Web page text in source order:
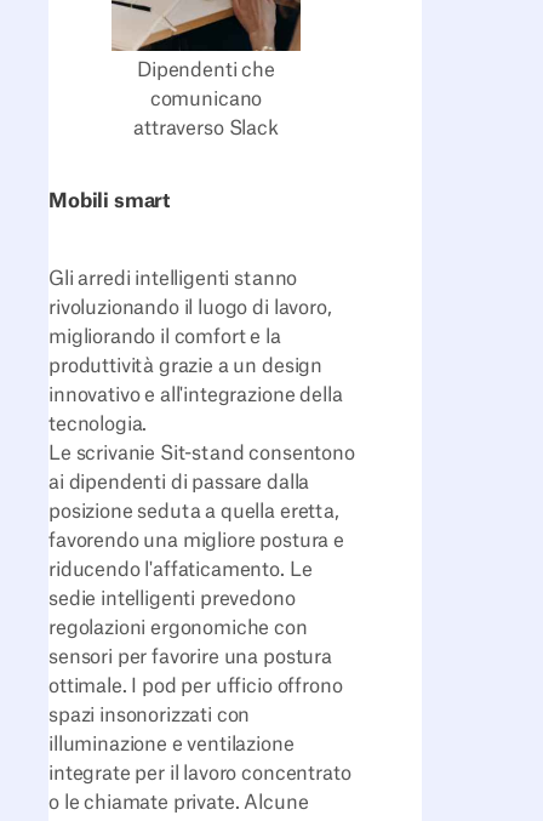
Dipendenti che
comunicano
attraverso Slack
Mobili smart
Gli arredi intelligenti stanno
rivoluzionando il luogo di lavoro,
migliorando il comfort e la
produttività grazie a un design
innovativo e all'integrazione della
tecnologia.
Le scrivanie Sit-stand consentono
ai dipendenti di passare dalla
posizione seduta a quella eretta,
favorendo una migliore postura e
riducendo l'affaticamento. Le
sedie intelligenti prevedono
regolazioni ergonomiche con
sensori per favorire una postura
ottimale. I pod per ufficio offrono
spazi insonorizzati con
illuminazione e ventilazione
integrate per il lavoro concentrato
o le chiamate private. Alcune